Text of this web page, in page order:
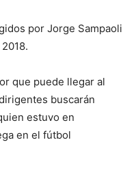
por Jorge Sampaoli
que puede llegar al
buscarán
estuvo en
en el fútbol